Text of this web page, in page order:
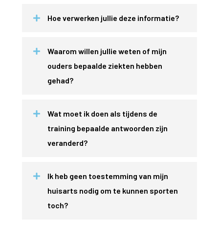
Hoe verwerken jullie deze informatie?
Waarom willen jullie weten of mijn
ouders bepaalde ziekten hebben
gehad?
Wat moet ik doen als tijdens de
training bepaalde antwoorden zijn
veranderd?
Ik heb geen toestemming van mijn
huisarts nodig om te kunnen sporten
toch?